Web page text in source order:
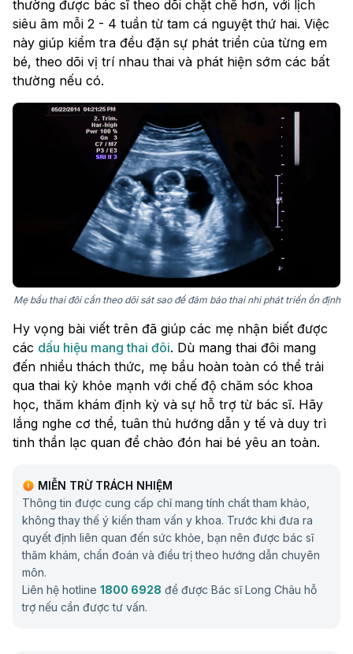
thường được bác sĩ theo dõi chặt chẽ hơn, với lịch
siêu âm mỗi 2 - 4 tuần từ tam cá nguyệt thứ hai. Việc
này giúp kiểm tra đều đặn sự phát triển của từng em
bé, theo dõi vị trí nhau thai và phát hiện sớm các bất
thường nếu có.
Mẹ bầu thai đôi cần theo dõi sát sao để đảm bảo thai nhi phát triển ổn định
Hy vọng bài viết trên đã giúp các mẹ nhận biết được
các dấu hiệu mang thai đôi. Dù mang thai đôi mang
đến nhiều thách thức, mẹ bầu hoàn toàn có thể trải
qua thai kỳ khỏe mạnh với chế độ chăm sóc khoa
học, thăm khám định kỳ và sự hỗ trợ từ bác sĩ. Hãy
lắng nghe cơ thể, tuân thủ hướng dẫn y tế và duy trì
tinh thần lạc quan để chào đón hai bé yêu an toàn.
MIỄN TRỪ TRÁCH NHIỆM
Thông tin được cung cấp chỉ mang tính chất tham khảo,
không thay thế ý kiến tham vấn y khoa. Trước khi đưa ra
quyết định liên quan đến sức khỏe, bạn nên được bác sĩ
thăm khám, chẩn đoán và điều trị theo hướng dẫn chuyên
môn.
Liên hệ hotline 1800 6928 để được Bác sĩ Long Châu hỗ
trợ nếu cần được tư vấn.